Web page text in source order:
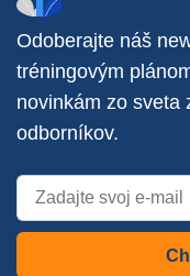
Odoberajte náš
tréningovým
novinkám zo sveta
odborníkov.